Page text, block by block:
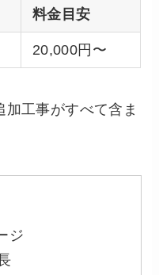
料金目安
20,000円〜
工事がすべて含ま
ジ